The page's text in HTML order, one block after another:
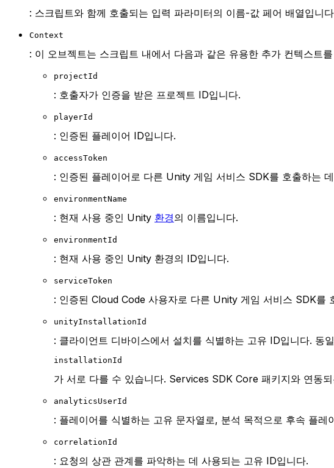
: 스크립트와 함께 호출되는 입력 파라미터의 이름-값 페어 배열입니
Context
: 이 오브젝트는 스크립트 내에서 다음과 같은 유용한 추가 컨텍스트
projectId
: 호출자가 인증을 받은 프로젝트 ID입니다.
playerId
: 인증된 플레이어 ID입니다.
accessToken
: 인증된 플레이어로 다른 Unity 게임 서비스 SDK를 호출하는
environmentName
: 현재 사용 중인 Unity 환경의 이름입니다.
environmentId
: 현재 사용 중인 Unity 환경의 ID입니다.
serviceToken
: 인증된 Cloud Code 사용자로 다른 Unity 게임 서비스 SDK를
unityInstallationId
: 클라이언트 디바이스에서 설치를 식별하는 고유 ID입니다. 동
installationId
가 서로 다를 수 있습니다. Services SDK Core 패키지와 연동
analyticsUserId
: 플레이어를 식별하는 고유 문자열로, 분석 목적으로 후속 플
correlationId
: 요청의 상관 관계를 파악하는 데 사용되는 고유 ID입니다.